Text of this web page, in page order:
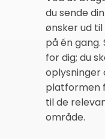
du sende
ønsker ud
på én
for dig; du
oplysninger
platformen
til de
område.